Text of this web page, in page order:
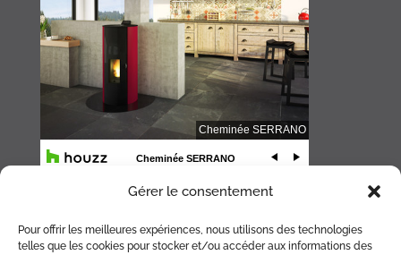
Gérer le consentement
Pour offrir les meilleures expériences, nous utilisons des technologies
telles que les cookies pour stocker et/ou accéder aux informations des